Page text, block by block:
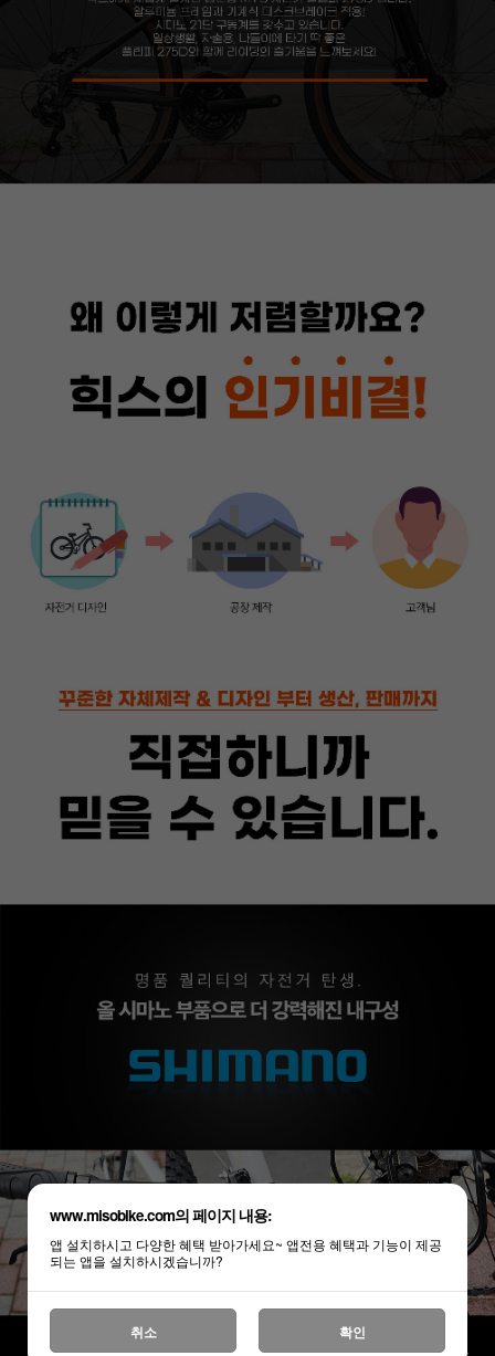
www.misobike.com의 페이지 내용:
앱 설치하시고 다양한 혜택 받아가세요~ 앱전용 혜택과 기능이 제공
되는 앱을 설치하시겠습니까?
취소 확인